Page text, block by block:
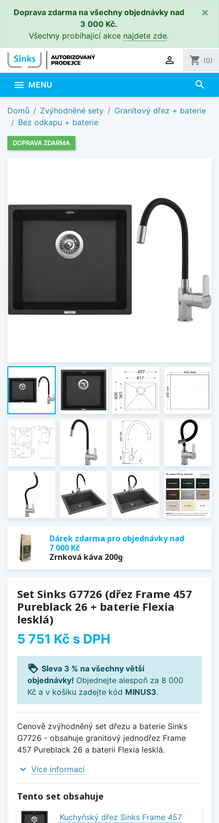
Doprava zdarma na všechny objednávky nad
3 000 Kč.
Všechny probíhající akce najdete zde.
×
 shopping_cart (0)
 MENU search
Domů Zvýhodněné sety
Granitový dřez + baterie
Bez odkapu + baterie
DOPRAVA ZDARMA
Dárek zdarma pro objednávky nad
7 000 Kč
Zrnková káva 200g
Set Sinks G7726 (dřez Frame 457
Pureblack 26 + baterie Flexia
lesklá)
5 751 Kč s DPH
loyalty Sleva 3 % na všechny větší
objednávky! Objednejte alespoň za 8 000
Kč a v košíku zadejte kód MINUS3.
Cenově zvýhodněný set dřezu a baterie Sinks
G7726 - obsahuje granitový jednodřez Frame
457 Pureblack 26 a baterii Flexia lesklá.
expand_more Více informací
Tento set obsahuje
Kuchyňský dřez Sinks Frame 457